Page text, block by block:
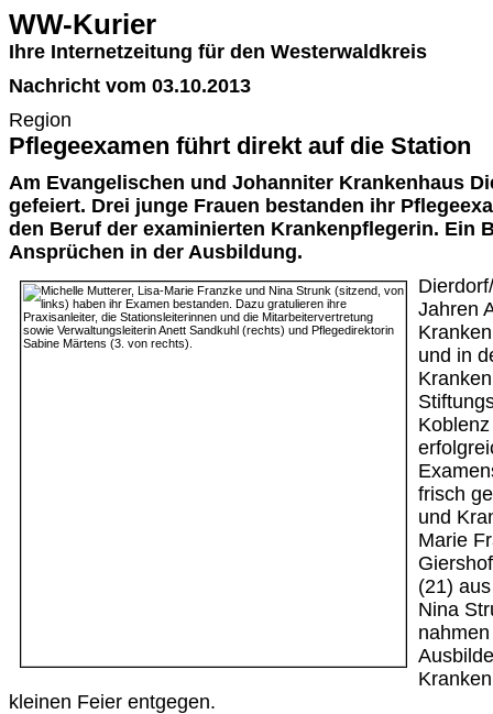
WW-Kurier
Ihre Internetzeitung für den Westerwaldkreis
Nachricht vom 03.10.2013
Region
Pflegeexamen führt direkt auf die Station
Am Evangelischen und Johanniter Krankenhaus
gefeiert. Drei junge Frauen bestanden ihr
den Beruf der examinierten Krankenpflegerin. Ein
Ansprüchen in der Ausbildung.
Jahren
und in
frisch
und
Marie
(21)
Nina
kleinen Feier entgegen.